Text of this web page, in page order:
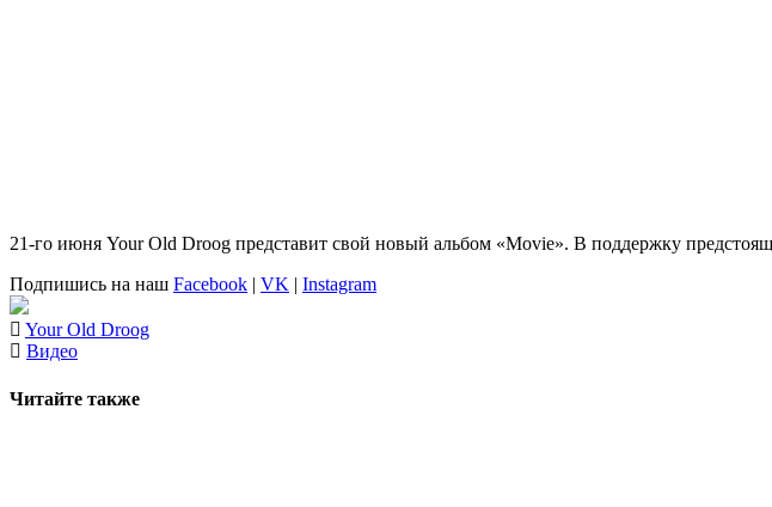
21-го июня Your Old Droog представит свой новый альбом «Movie». В поддержку
Подпишись на наш Facebook | VK | Instagram
Your Old Droog
Видео
Читайте также